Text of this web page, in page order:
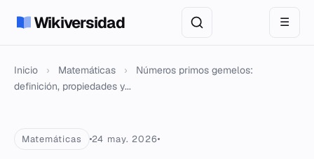
Wikiversidad ☰
Inicio › Matemáticas ›
Números primos gemelos:
definición, propiedades y...
Matemáticas 24 may. 2026